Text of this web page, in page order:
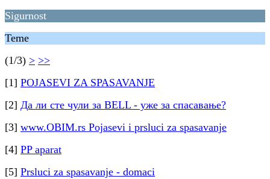
Sigurnost
Teme
(1/3) > >>
[1] POJASEVI ZA SPASAVANJE
[2] Да ли сте чули за BELL - уже за спасавање?
[3] www.OBIM.rs Pojasevi i prsluci za spasavanje
[4] PP aparat
[5] Prsluci za spasavanje - domaci